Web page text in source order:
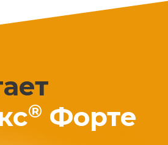
® Форте